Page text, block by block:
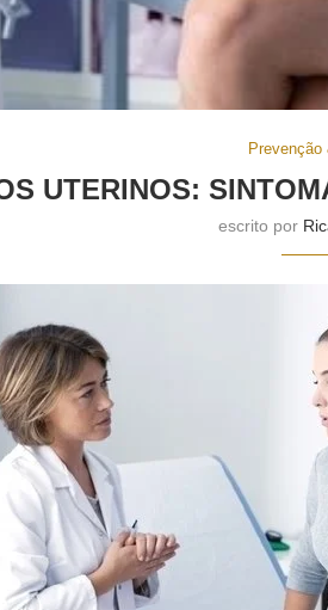
Prevenção
UTERINOS:
escrito por